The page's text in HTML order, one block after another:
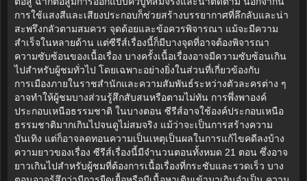
การใช้แสงสีและเสียงประกอบก็ช่วยสร้างบรรยากาศที่ลึกลับและน่า
สะพรึงกลัวตามสมควร จุดด้อยและข้อควรพิจารณา แม้จะมีความ
สำเร็จในหลายด้าน แต่ซีรีส์เรื่องนี้ก็มีบางจุดที่อาจต้องพิจารณา
ความซับซ้อนของเนื้อเรื่อง บางครั้งเนื้อเรื่องอาจมีความซับซ้อนเกิน
ไปสำหรับผู้ชมทั่วไป โดยเฉพาะอย่างยิ่งในส่วนที่เกี่ยวข้องกับ
การเมืองภายในราชสำนักและความสัมพันธ์ระหว่างตัวละครต่าง ๆ
อาจทำให้ผู้ชมบางส่วนรู้สึกสับสนหรือตามไม่ทัน การพึ่งพาองค์
ประกอบเหนือธรรมชาติ ในบางตอน ซีรีส์อาจใช้องค์ประกอบเหนือ
ธรรมชาติมากเกินไปจนดูไม่สมจริง แม้ว่าจะเป็นการสร้างความ
บันเทิง แต่ก็อาจลดทอนความเป็นเหตุเป็นผลในการแก้ไขคดีลงบ้าง
ความยาวของเรื่อง ซีรีส์เรื่องนี้มีจำนวนตอนทั้งหมด 21 ตอน ซึ่งอาจ
ยาวเกินไปสำหรับผู้ชมที่ต้องการเนื้อเรื่องที่กระชับและรวดเร็ว บาง